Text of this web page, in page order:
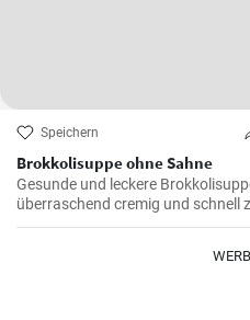
Speichern
Brokkolisuppe ohne Sahne
Gesunde und leckere
überraschend cremig und schnell